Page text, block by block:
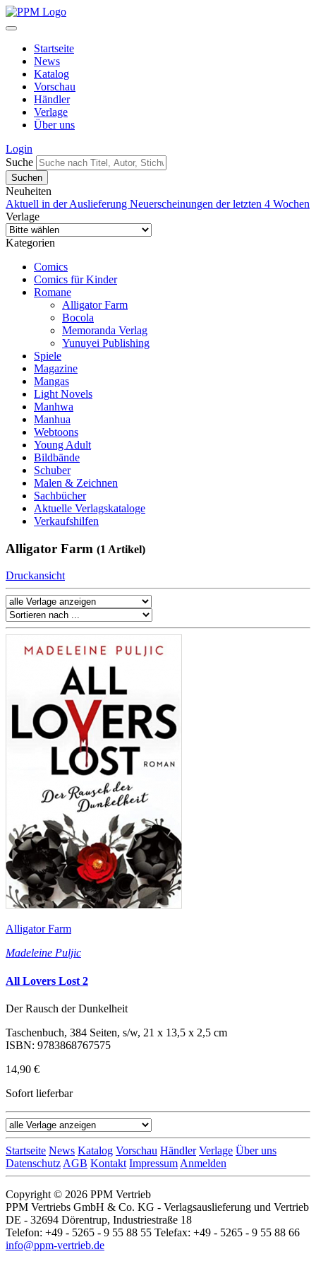
Startseite
News
Katalog
Vorschau
Händler
Verlage
Über uns
Login
Suche
Neuheiten
Aktuell in der Auslieferung Neuerscheinungen der letzten 4 Wochen
Verlage
Kategorien
Comics
Comics für Kinder
Romane
Alligator Farm
Bocola
Memoranda Verlag
Yunuyei Publishing
Spiele
Magazine
Mangas
Light Novels
Manhwa
Manhua
Webtoons
Young Adult
Bildbände
Schuber
Malen & Zeichnen
Sachbücher
Aktuelle Verlagskataloge
Verkaufshilfen
Alligator Farm (1 Artikel)
Druckansicht
Alligator Farm
Madeleine Puljic
All Lovers Lost 2
Der Rausch der Dunkelheit
Taschenbuch, 384 Seiten, s/w, 21 x 13,5 x 2,5 cm
ISBN: 9783868767575
14,90 €
Sofort lieferbar
Startseite News Katalog Vorschau Händler Verlage Über uns
Datenschutz AGB Kontakt Impressum Anmelden
Copyright © 2026 PPM Vertrieb
PPM Vertriebs GmbH & Co. KG - Verlagsauslieferung und Vertrieb
DE - 32694 Dörentrup, Industriestraße 18
Telefon: +49 - 5265 - 9 55 88 55 Telefax: +49 - 5265 - 9 55 88 66
info@ppm-vertrieb.de